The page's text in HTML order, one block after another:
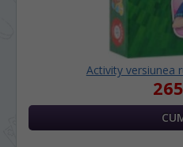
Activity versiunea